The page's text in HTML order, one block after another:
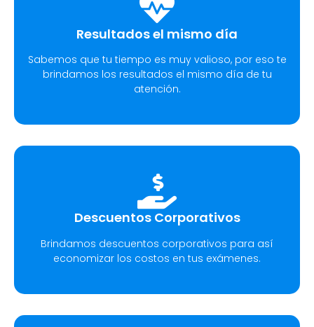
Resultados el mismo día
Sabemos que tu tiempo es muy valioso, por eso te
brindamos los resultados el mismo día de tu
atención.
Descuentos Corporativos
Brindamos descuentos corporativos para así
economizar los costos en tus exámenes.